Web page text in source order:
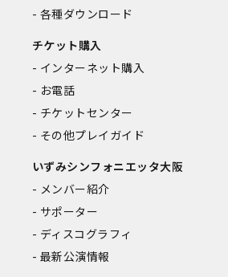
各種ダウンロード
チケット購入
インターネット購入
お電話
チケットセンター
その他プレイガイド
いずみシンフォニエッタ大阪
メンバー紹介
サポーター
ディスコグラフィ
最新公演情報